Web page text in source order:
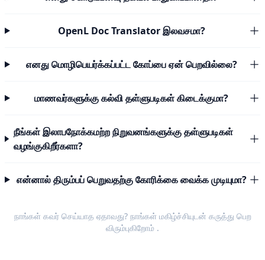
OpenL Doc Translator இலவசமா?
எனது மொழிபெயர்க்கப்பட்ட கோப்பை ஏன் பெறவில்லை?
மாணவர்களுக்கு கல்வி தள்ளுபடிகள் கிடைக்குமா?
நீங்கள் இலாபநோக்கமற்ற நிறுவனங்களுக்கு தள்ளுபடிகள்
வழங்குகிறீர்களா?
என்னால் திரும்பப் பெறுவதற்கு கோரிக்கை வைக்க முடியுமா?
நாங்கள் கவர் செய்யாத ஏதாவது? நாங்கள் மகிழ்ச்சியுடன் கருத்து பெற
விரும்புகிறோம் .